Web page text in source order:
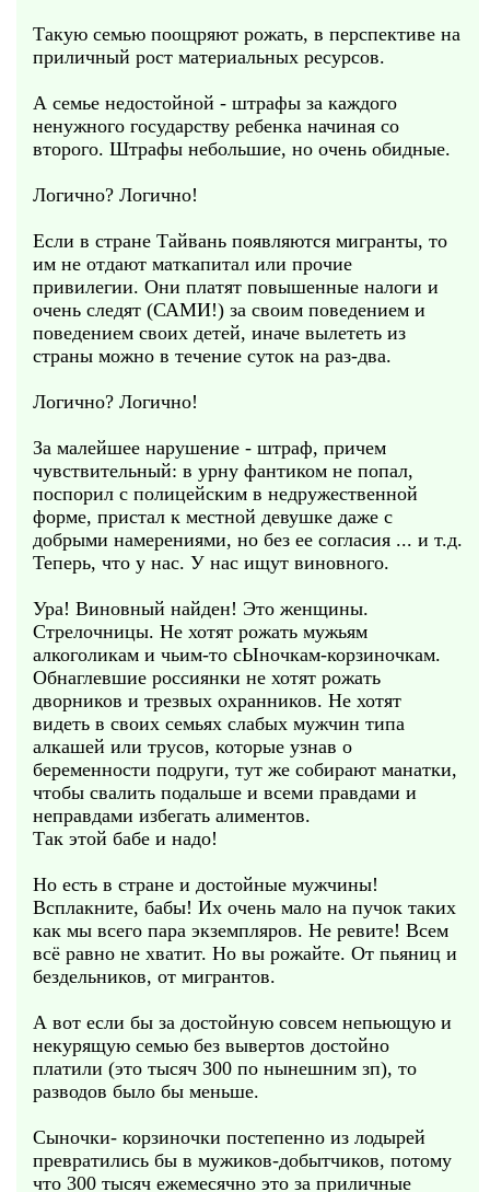
Такую семью поощряют рожать, в перспективе на
приличный рост материальных ресурсов.
А семье недостойной - штрафы за каждого
ненужного государству ребенка начиная со
второго. Штрафы небольшие, но очень обидные.
Логично? Логично!
Если в стране Тайвань появляются мигранты, то
им не отдают маткапитал или прочие
привилегии. Они платят повышенные налоги и
очень следят (САМИ!) за своим поведением и
поведением своих детей, иначе вылететь из
страны можно в течение суток на раз-два.
Логично? Логично!
За малейшее нарушение - штраф, причем
чувствительный: в урну фантиком не попал,
поспорил с полицейским в недружественной
форме, пристал к местной девушке даже с
добрыми намерениями, но без ее согласия ... и т.д.
Теперь, что у нас. У нас ищут виновного.
Ура! Виновный найден! Это женщины.
Стрелочницы. Не хотят рожать мужьям
алкоголикам и чьим-то сЫночкам-корзиночкам.
Обнаглевшие россиянки не хотят рожать
дворников и трезвых охранников. Не хотят
видеть в своих семьях слабых мужчин типа
алкашей или трусов, которые узнав о
беременности подруги, тут же собирают манатки,
чтобы свалить подальше и всеми правдами и
неправдами избегать алиментов.
Так этой бабе и надо!
Но есть в стране и достойные мужчины!
Всплакните, бабы! Их очень мало на пучок таких
как мы всего пара экземпляров. Не ревите! Всем
всё равно не хватит. Но вы рожайте. От пьяниц и
бездельников, от мигрантов.
А вот если бы за достойную совсем непьющую и
некурящую семью без вывертов достойно
платили (это тысяч 300 по нынешним зп), то
разводов было бы меньше.
Сыночки- корзиночки постепенно из лодырей
превратились бы в мужиков-добытчиков, потому
что 300 тысяч ежемесячно это за приличные